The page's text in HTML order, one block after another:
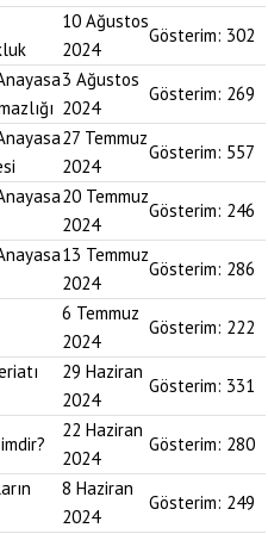
10 Ağustos
2024
Gösterim: 302
3 Ağustos
2024
Gösterim: 269
27 Temmuz
2024
Gösterim: 557
20 Temmuz
2024
Gösterim: 246
13 Temmuz
2024
Gösterim: 286
6 Temmuz
2024
Gösterim: 222
29 Haziran
2024
Gösterim: 331
22 Haziran
2024
Gösterim: 280
8 Haziran
2024
Gösterim: 249